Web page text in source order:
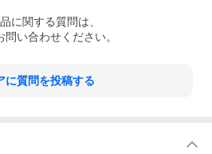
に関する質問は、
問い合わせください。
に質問を投稿する